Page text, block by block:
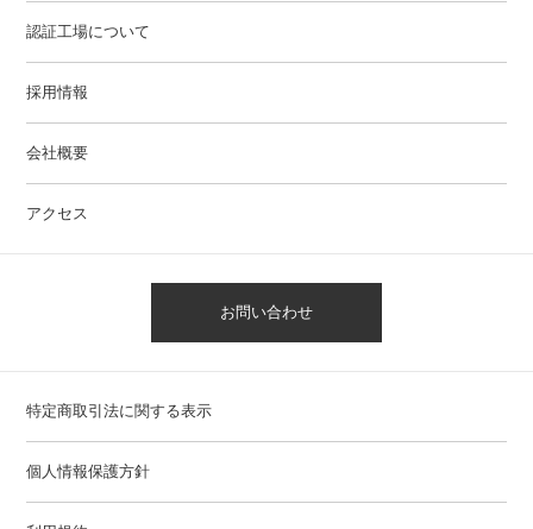
認証工場について
採用情報
会社概要
アクセス
お問い合わせ
特定商取引法に関する表示
個人情報保護方針